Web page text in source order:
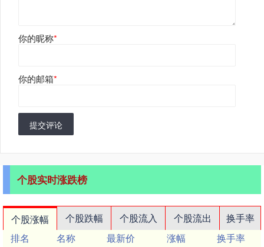
你的昵称*
你的邮箱*
提交评论
个股实时涨跌榜
个股涨幅 个股跌幅 个股流入 个股流出
换手率
排名
名称 最新价 涨幅
换手率